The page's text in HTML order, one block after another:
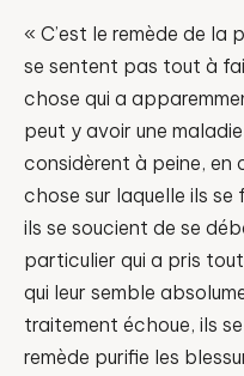
« C’est le remède de la
se sentent pas tout à
chose qui a
peut y avoir une maladie
considèrent à peine, en
chose sur laquelle ils se
ils se soucient de se
particulier qui a pris
qui leur semble
traitement échoue, ils
remède purifie les